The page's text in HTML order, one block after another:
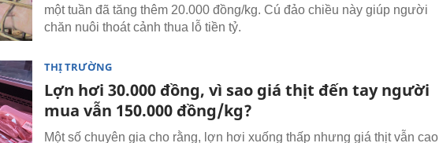
một tuần đã tăng thêm 20.000 đồng/kg. Cú đảo chiều này giúp người
chăn nuôi thoát cảnh thua lỗ tiền tỷ.
THỊ TRƯỜNG
Lợn hơi 30.000 đồng, vì sao giá thịt đến tay người
mua vẫn 150.000 đồng/kg?
Một số chuyên gia cho rằng, lợn hơi xuống thấp nhưng giá thịt vẫn cao